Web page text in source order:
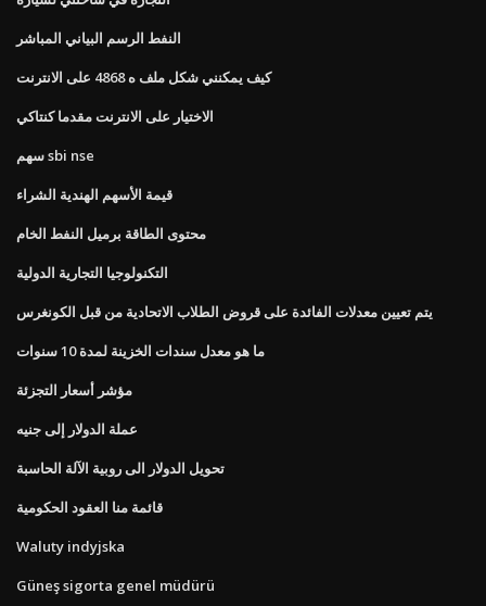
النفط الرسم البياني المباشر
كيف يمكنني شكل ملف ه 4868 على الانترنت
الاختيار على الانترنت مقدما كنتاكي
سهم sbi nse
قيمة الأسهم الهندية الشراء
محتوى الطاقة برميل النفط الخام
التكنولوجيا التجارية الدولية
يتم تعيين معدلات الفائدة على قروض الطلاب الاتحادية من قبل الكونغرس
ما هو معدل سندات الخزينة لمدة 10 سنوات
مؤشر أسعار التجزئة
عملة الدولار إلى جنيه
تحويل الدولار الى روبية الآلة الحاسبة
قائمة منا العقود الحكومية
Waluty indyjska
Güneş sigorta genel müdürü